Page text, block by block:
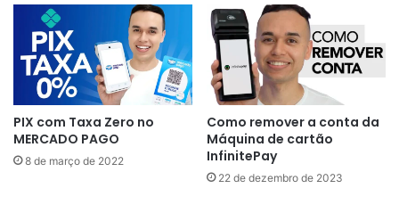
PIX com Taxa Zero no
MERCADO PAGO
8 de março de 2022
Como remover a conta da
Máquina de cartão
InfinitePay
22 de dezembro de 2023